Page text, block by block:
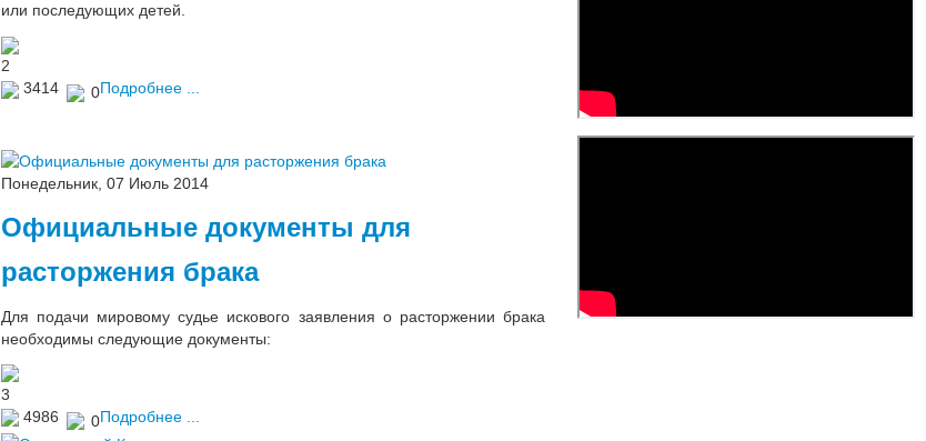
или последующих детей.
2
3414
0Подробнее ...
Понедельник, 07 Июль 2014
Официальные документы для
расторжения брака
Для подачи мировому судье искового заявления о расторжении брака
необходимы следующие документы:
3
4986
0Подробнее ...